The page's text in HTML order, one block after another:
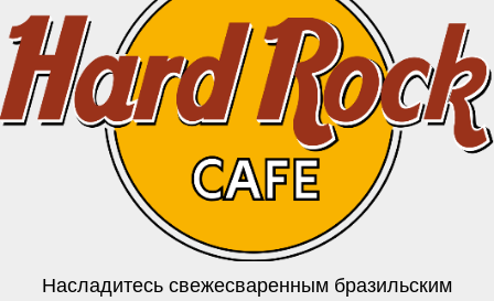
Насладитесь свежесваренным бразильским